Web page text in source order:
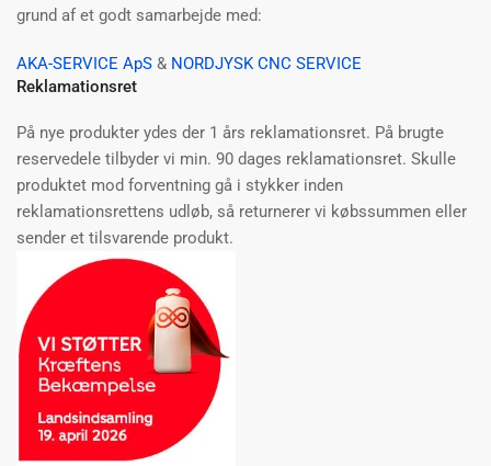
grund af et godt samarbejde med:
AKA-SERVICE ApS & NORDJYSK CNC SERVICE
Reklamationsret
På nye produkter ydes der 1 års reklamationsret. På brugte
reservedele tilbyder vi min. 90 dages reklamationsret. Skulle
produktet mod forventning gå i stykker inden
reklamationsrettens udløb, så returnerer vi købssummen eller
sender et tilsvarende produkt.